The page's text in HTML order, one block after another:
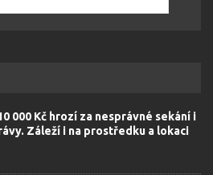
000 Kč hrozí za nesprávné sekání i
Záleží i na prostředku a lokaci